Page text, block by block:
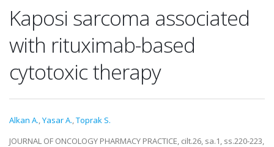
Kaposi sarcoma associated
with rituximab-based
cytotoxic therapy
Alkan A.,Yasar A.,Toprak S.
JOURNAL OF ONCOLOGY PHARMACY PRACTICE, cilt.26, sa.1, ss.220-223,